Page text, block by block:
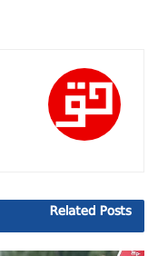
Related Posts